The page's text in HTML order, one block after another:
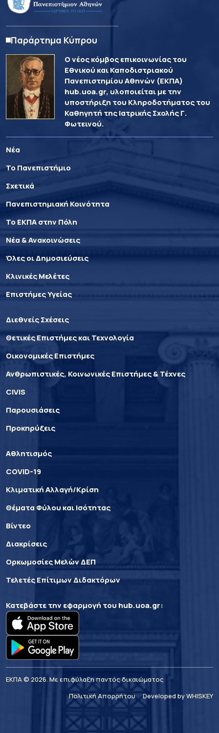
Παράρτημα Κύπρου
Ο νέος κόμβος επικοινωνίας του
Εθνικού και Καποδιστριακού
Πανεπιστημίου Αθηνών (ΕΚΠΑ)
hub.uoa.gr, υλοποιείται με την
υποστήριξη του Κληροδοτήματος του
Καθηγητή της Ιατρικής Σχολής Γ.
Φωτεινού.
Νέα
Το Πανεπιστήμιο
Σχετικά
Πανεπιστημιακή Κοινότητα
Το ΕΚΠΑ στην Πόλη
Νέα & Ανακοινώσεις
Όλες οι Δημοσιεύσεις
Κλινικές Μελέτες
Επιστήμες Υγείας
Διεθνείς Σχέσεις
Θετικές Επιστήμες και Τεχνολογία
Οικονομικές Επιστήμες
Ανθρωπιστικές, Κοινωνικές Επιστήμες & Τέχνες
CIVIS
Παρουσιάσεις
Προκηρύξεις
Αθλητισμός
COVID-19
Κλιματική Αλλαγή/Κρίση
Θέματα Φύλου και Ισότητας
Βίντεο
Διακρίσεις
Ορκωμοσίες Μελών ΔΕΠ
Τελετές Επίτιμων Διδακτόρων
Κατεβάστε την εφαρμογή του hub.uoa.gr:
ΕΚΠΑ © 2026. Με επιφύλαξη παντός δικαιώματος
Πολιτική Απορρήτου
Developed by WHISKEY